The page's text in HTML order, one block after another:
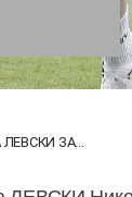
ЗА...